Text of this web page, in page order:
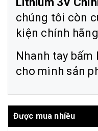
chúng tôi còn
kiện chính
Nhanh tay bấm
cho mình sản
Được mua nhiều